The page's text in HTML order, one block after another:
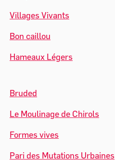
Villages Vivants
Bon caillou
Hameaux Légers
Bruded
Le Moulinage de Chirols
Formes vives
Pari des Mutations Urbaines